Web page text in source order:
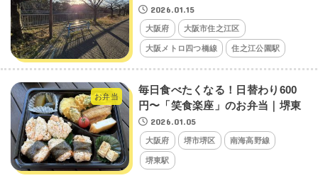
2026.01.15
大阪府 大阪市住之江区
大阪メトロ四つ橋線 住之江公園駅
お弁当
毎日食べたくなる！日替わり600
円〜「笑食楽座」のお弁当｜堺東
2026.01.05
大阪府 堺市堺区 南海高野線
堺東駅